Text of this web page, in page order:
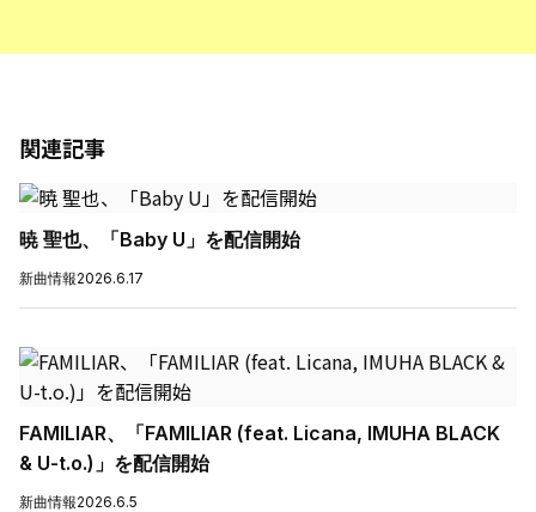
関連記事
暁 聖也、「Baby U」を配信開始
新曲情報2026.6.17
FAMILIAR、「FAMILIAR (feat. Licana, IMUHA BLACK
& U-t.o.)」を配信開始
新曲情報2026.6.5